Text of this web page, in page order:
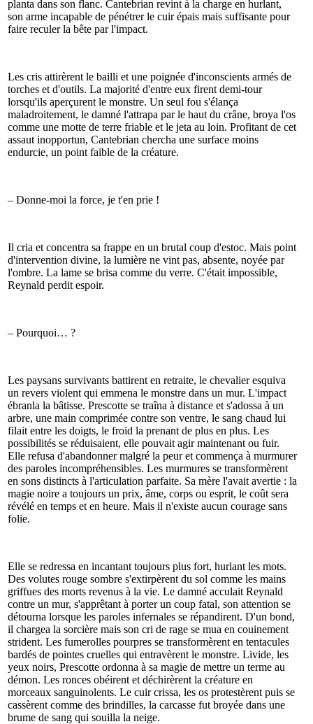
planta dans son flanc. Cantebrian revint à la charge en hurlant,
son arme incapable de pénétrer le cuir épais mais suffisante pour
faire reculer la bête par l'impact.
Les cris attirèrent le bailli et une poignée d'inconscients armés de
torches et d'outils. La majorité d'entre eux firent demi-tour
lorsqu'ils aperçurent le monstre. Un seul fou s'élança
maladroitement, le damné l'attrapa par le haut du crâne, broya l'os
comme une motte de terre friable et le jeta au loin. Profitant de cet
assaut inopportun, Cantebrian chercha une surface moins
endurcie, un point faible de la créature.
– Donne-moi la force, je t'en prie !
Il cria et concentra sa frappe en un brutal coup d'estoc. Mais point
d'intervention divine, la lumière ne vint pas, absente, noyée par
l'ombre. La lame se brisa comme du verre. C'était impossible,
Reynald perdit espoir.
– Pourquoi… ?
Les paysans survivants battirent en retraite, le chevalier esquiva
un revers violent qui emmena le monstre dans un mur. L'impact
ébranla la bâtisse. Prescotte se traîna à distance et s'adossa à un
arbre, une main comprimée contre son ventre, le sang chaud lui
filait entre les doigts, le froid la prenant de plus en plus. Les
possibilités se réduisaient, elle pouvait agir maintenant ou fuir.
Elle refusa d'abandonner malgré la peur et commença à murmurer
des paroles incompréhensibles. Les murmures se transformèrent
en sons distincts à l'articulation parfaite. Sa mère l'avait avertie : la
magie noire a toujours un prix, âme, corps ou esprit, le coût sera
révélé en temps et en heure. Mais il n'existe aucun courage sans
folie.
Elle se redressa en incantant toujours plus fort, hurlant les mots.
Des volutes rouge sombre s'extirpèrent du sol comme les mains
griffues des morts revenus à la vie. Le damné acculait Reynald
contre un mur, s'apprêtant à porter un coup fatal, son attention se
détourna lorsque les paroles infernales se répandirent. D'un bond,
il chargea la sorcière mais son cri de rage se mua en couinement
strident. Les fumerolles pourpres se transformèrent en tentacules
bardés de pointes cruelles qui entravèrent le monstre. Livide, les
yeux noirs, Prescotte ordonna à sa magie de mettre un terme au
démon. Les ronces obéirent et déchirèrent la créature en
morceaux sanguinolents. Le cuir crissa, les os protestèrent puis se
cassèrent comme des brindilles, la carcasse fut broyée dans une
brume de sang qui souilla la neige.